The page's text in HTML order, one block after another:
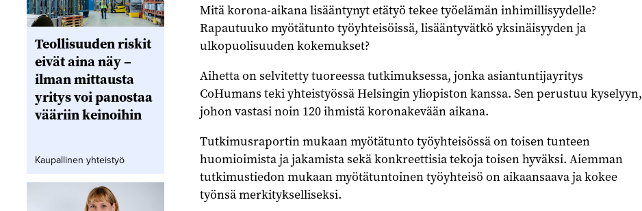
Mitä korona-aikana lisääntynyt etätyö tekee työelämän inhimillisyydelle?
Rapautuuko myötätunto työyhteisöissä, lisääntyvätkö yksinäisyyden ja
ulkopuolisuuden kokemukset?
Aihetta on selvitetty tuoreessa tutkimuksessa, jonka asiantuntijayritys
CoHumans teki yhteistyössä Helsingin yliopiston kanssa. Sen perustuu kyselyyn,
johon vastasi noin 120 ihmistä koronakevään aikana.
Tutkimusraportin mukaan myötätunto työyhteisössä on toisen tunteen
huomioimista ja jakamista sekä konkreettisia tekoja toisen hyväksi. Aiemman
tutkimustiedon mukaan myötätuntoinen työyhteisö on aikaansaava ja kokee
työnsä merkitykselliseksi.
Teollisuuden riskit
eivät aina näy –
ilman mittausta
yritys voi panostaa
vääriin keinoihin
Kaupallinen yhteistyö